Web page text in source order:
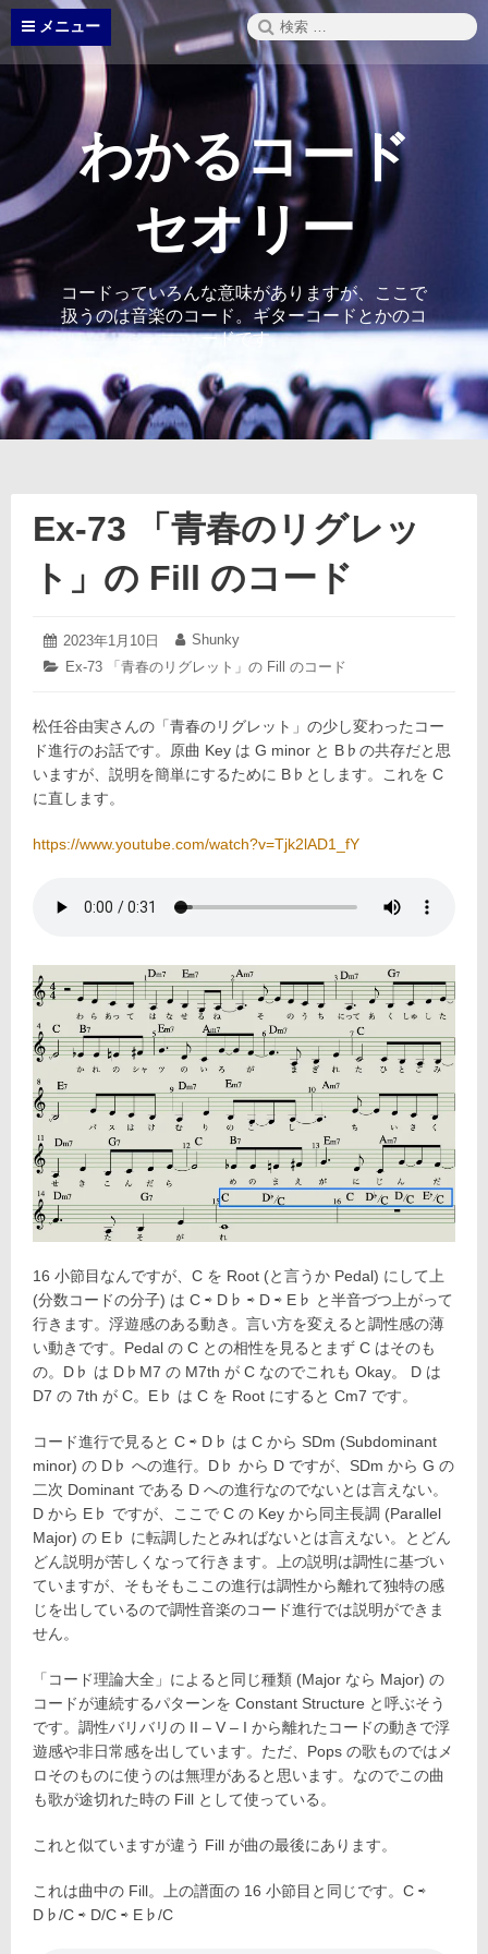
コ
テ
ン
ッ
プ
メニュー
検
索:
わかるコード
セオリー
コードっていろんな意味がありますが、ここで
扱うのは音楽のコード。ギターコードとかのコ
ードです。
Ex-73 「青春のリグレッ
ト」の Fill のコード
投
稿
2023年1月10日
2023
年
1
日
投
稿
Shunky
カ
リ
ー:
Ex-73 「青春のリグレット」の Fill のコード
松任谷由実さんの「青春のリグレット」の少し変わったコー
ド進行のお話です。原曲 Key は G minor と B♭の共存だと思
いますが、説明を簡単にするために B♭とします。これを C
に直します。
https://www.youtube.com/watch?v=Tjk2lAD1_fY
16 小節目なんですが、C を Root (と言うか Pedal) にして上
(分数コードの分子) は C ⇨ D♭ ⇨ D ⇨ E♭ と半音づつ上がって
行きます。浮遊感のある動き。言い方を変えると調性感の薄
い動きです。Pedal の C との相性を見るとまず C はそのも
の。D♭ は D♭M7 の M7th が C なのでこれも Okay。 D は
D7 の 7th が C。E♭ は C を Root にすると Cm7 です。
コード進行で見ると C ⇨ D♭ は C から SDm (Subdominant
minor) の D♭ への進行。D♭ から D ですが、SDm から G の
二次 Dominant である D への進行なのでないとは言えない。
D から E♭ ですが、ここで C の Key から同主長調 (Parallel
Major) の E♭ に転調したとみればないとは言えない。とどん
どん説明が苦しくなって行きます。上の説明は調性に基づい
ていますが、そもそもここの進行は調性から離れて独特の感
じを出しているので調性音楽のコード進行では説明ができま
せん。
「コード理論大全」によると同じ種類 (Major なら Major) の
コードが連続するパターンを Constant Structure と呼ぶそう
です。調性バリバリの II – V – I から離れたコードの動きで浮
遊感や非日常感を出しています。ただ、Pops の歌ものではメ
ロそのものに使うのは無理があると思います。なのでこの曲
も歌が途切れた時の Fill として使っている。
これと似ていますが違う Fill が曲の最後にあります。
これは曲中の Fill。上の譜面の 16 小節目と同じです。C ⇨
D♭/C ⇨ D/C ⇨ E♭/C